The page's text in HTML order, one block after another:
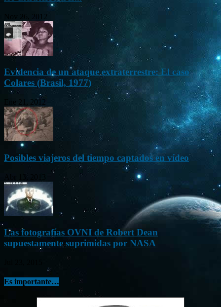
Nov 26, 2012
Evidencia de un ataque extraterrestre: El caso
Colares (Brasil, 1977)
Ene 21, 2012
Posibles viajeros del tiempo captados en vídeo
Las fotografías OVNI de Robert Dean
supuestamente suprimidas por NASA
Es importante…